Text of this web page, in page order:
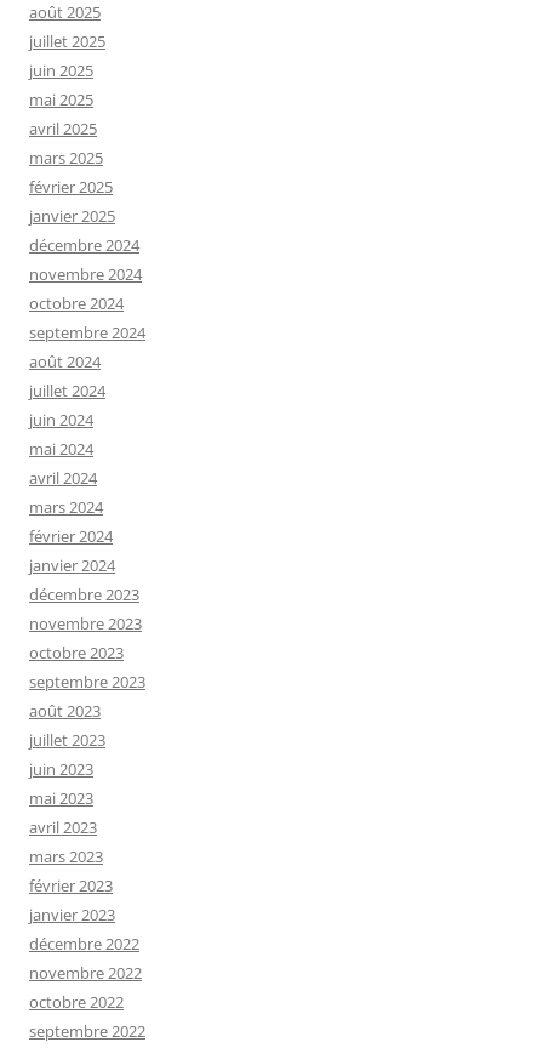
août 2025
juillet 2025
juin 2025
mai 2025
avril 2025
mars 2025
février 2025
janvier 2025
décembre 2024
novembre 2024
octobre 2024
septembre 2024
août 2024
juillet 2024
juin 2024
mai 2024
avril 2024
mars 2024
février 2024
janvier 2024
décembre 2023
novembre 2023
octobre 2023
septembre 2023
août 2023
juillet 2023
juin 2023
mai 2023
avril 2023
mars 2023
février 2023
janvier 2023
décembre 2022
novembre 2022
octobre 2022
septembre 2022